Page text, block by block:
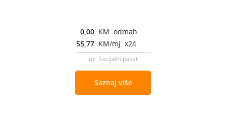
0,00 KM odmah
55,77 KM/mj x24
uz Socijalni paket
Saznaj više